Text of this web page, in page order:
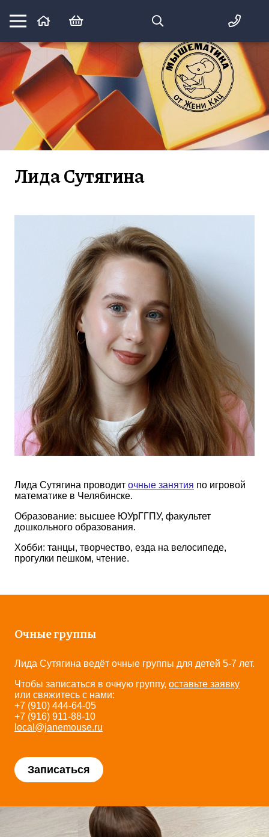
Математика вприпрыжку:
идеи и игры для детей и их родителей
Лида Сутягина
Лида Сутягина проводит очные занятия по игровой
математике в Челябинске.
Образование: высшее ЮУрГГПУ, факультет
дошкольного образования.
Хобби: танцы, творчество, езда на велосипеде,
прогулки пешком, чтение.
Очные группы
Лида Сутягина ведёт очные группы для детей 5-7 лет.
Чтобы записаться в очную группу, оставьте заявку
или свяжитесь с нами:
+7 (910) 444-64-05
+7 (916) 911-88-10
local@janemouse.ru
Записаться